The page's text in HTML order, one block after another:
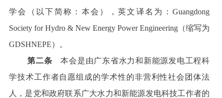
学会（以下简称：本会），英文译名为：Guangdong
Society for Hydro & New Energy Power Engineering（缩写为
GDSHNEPE）。
第二条 本会是由广东省水力和新能源发电工程科
学技术工作者自愿组成的学术性的非营利性社会团体法
人，是党和政府联系广大水力和新能源发电科技工作者的